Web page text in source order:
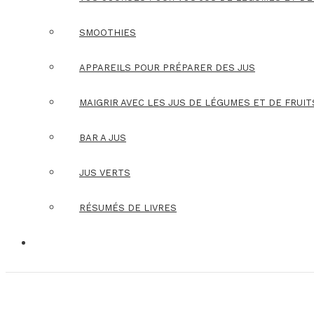
SMOOTHIES
APPAREILS POUR PRÉPARER DES JUS
MAIGRIR AVEC LES JUS DE LÉGUMES ET DE
BAR A JUS
JUS VERTS
RÉSUMÉS DE LIVRES